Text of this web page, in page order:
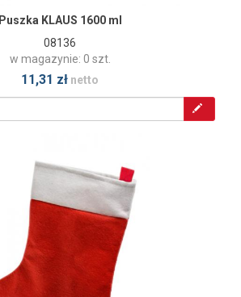
Puszka KLAUS 1600 ml
08136
w magazynie: 0 szt.
11,31 zł netto